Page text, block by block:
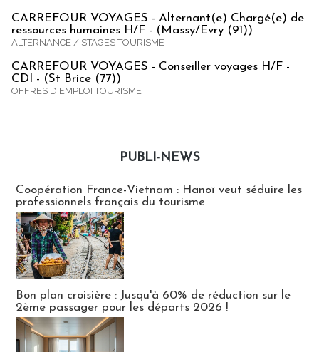
CARREFOUR VOYAGES - Alternant(e) Chargé(e) de
ressources humaines H/F - (Massy/Evry (91))
ALTERNANCE / STAGES TOURISME
CARREFOUR VOYAGES - Conseiller voyages H/F -
CDI - (St Brice (77))
OFFRES D'EMPLOI TOURISME
PUBLI-NEWS
Coopération France-Vietnam : Hanoï veut séduire les
professionnels français du tourisme
Bon plan croisière : Jusqu'à 60% de réduction sur le
2ème passager pour les départs 2026 !